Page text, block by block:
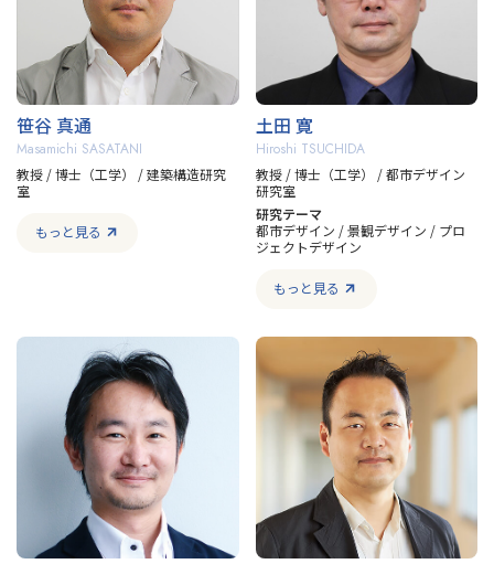
笹谷 真通
Masamichi SASATANI
教授 / 博士（工学） / 建築構造研究
室
もっと見る
土田 寛
Hiroshi TSUCHIDA
教授 / 博士（工学）​ / 都市デザイン
研究室
研究テーマ
都市デザイン / 景観デザイン / プロ
ジェクトデザイン
もっと見る